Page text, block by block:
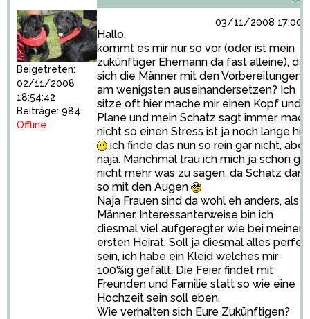
Beigetreten:
02/11/2008
18:54:42
Beiträge: 984
Offline
03/11/2008
Hallo,
kommt es mir nur so vor (oder ist mein
zukünftiger Ehemann da fast alleine), das
sich die Männer mit den Vorbereitungen
am wenigsten auseinandersetzen? Ich
sitze oft hier mache mir einen Kopf und
Plane und mein Schatz sagt immer, mach
nicht so einen Stress ist ja noch lange hin
ich finde das nun so rein gar nicht, aber
naja. Manchmal trau ich mich ja schon gar
nicht mehr was zu sagen, da Schatz dann
so mit den Augen
Naja Frauen sind da wohl eh anders, als
Männer. Interessanterweise bin ich
diesmal viel aufgeregter wie bei meiner
ersten Heirat. Soll ja diesmal alles
sein, ich habe ein Kleid welches mir
100%ig gefällt. Die Feier findet mit
Freunden und Familie statt so wie eine
Hochzeit sein soll eben.
Wie verhalten sich Eure Zukünftigen?